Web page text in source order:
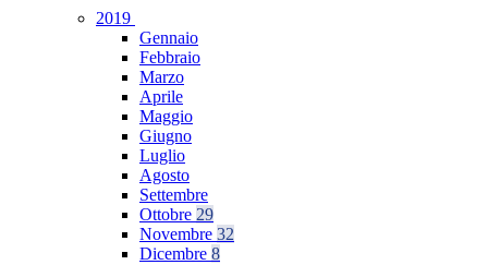
2019
Gennaio
Febbraio
Marzo
Aprile
Maggio
Giugno
Luglio
Agosto
Settembre
Ottobre 29
Novembre 32
Dicembre 8